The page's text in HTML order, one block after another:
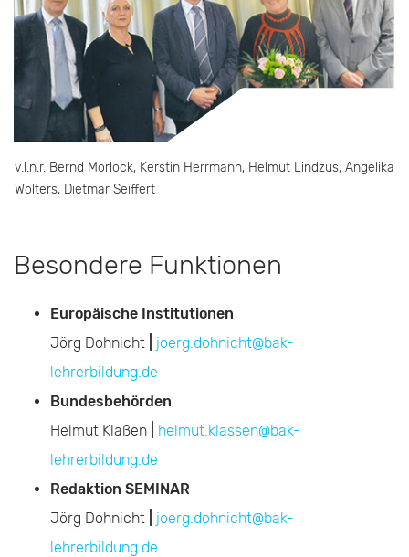
v.l.n.r. Bernd Morlock, Kerstin Herrmann, Helmut Lindzus, Angelika
Wolters, Dietmar Seiffert
Besondere Funktionen
Europäische Institutionen
Jörg Dohnicht
joerg.dohnicht@bak-
lehrerbildung.de
Bundesbehörden
Helmut Klaßen
helmut.klassen@bak-
lehrerbildung.de
Redaktion SEMINAR
Jörg Dohnicht
joerg.dohnicht@bak-
lehrerbildung.de